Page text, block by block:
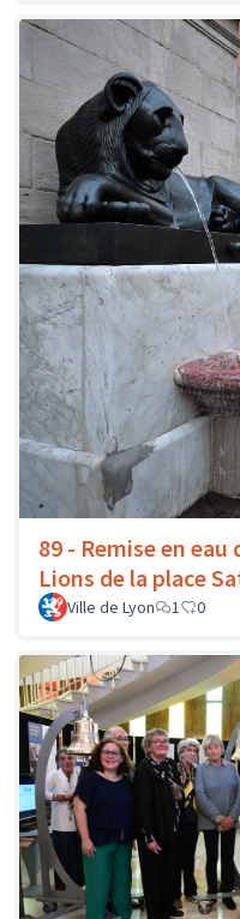
89 - Remise en
Lions de la place
Ville de Lyon 1 0